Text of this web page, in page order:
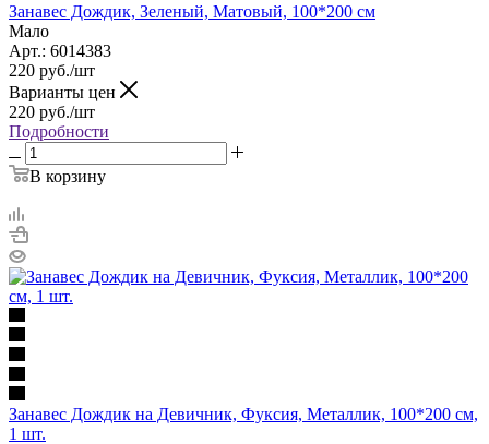
Занавес Дождик, Зеленый, Матовый, 100*200 см
Мало
Арт.: 6014383
220 руб./шт
Варианты цен
220 руб./шт
Подробности
В корзину
Занавес Дождик на Девичник, Фуксия, Металлик, 100*200 см,
1 шт.